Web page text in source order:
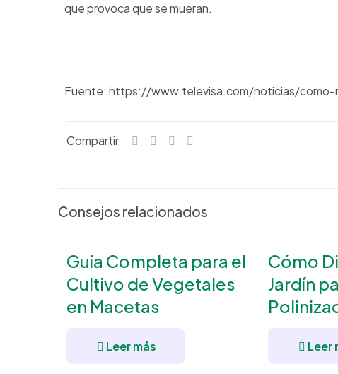
que provoca que se mueran.
Fuente: https://www.televisa.com/noticias/
Compartir
Consejos relacionados
Guía Completa para el
Cultivo de Vegetales
en Macetas
Leer más
Cómo
Jardín
Leer